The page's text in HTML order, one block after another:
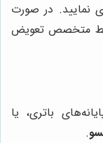
نمایید. در صورت
متخصص تعویض
باتری، یا
.